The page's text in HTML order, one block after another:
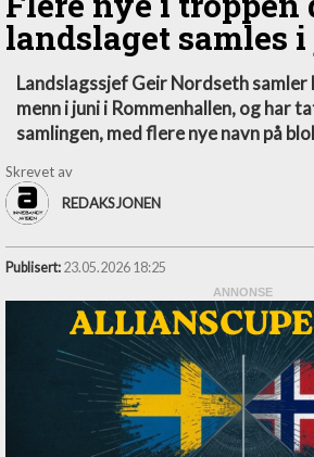
landslaget samles
Landslagssjef Geir Nordseth
menn i juni i Rommenhallen, og har
samlingen, med flere nye navn på
Skrevet av
REDAKSJONEN
Publisert: 23.05.2026 18:25